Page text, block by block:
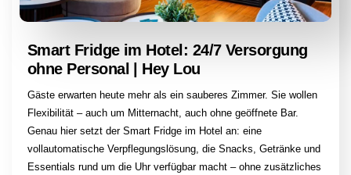
Smart Fridge im Hotel: 24/7 Versorgung
ohne Personal | Hey Lou
Gäste erwarten heute mehr als ein sauberes Zimmer. Sie wollen
Flexibilität – auch um Mitternacht, auch ohne geöffnete Bar.
Genau hier setzt der Smart Fridge im Hotel an: eine
vollautomatische Verpflegungslösung, die Snacks, Getränke und
Essentials rund um die Uhr verfügbar macht – ohne zusätzliches